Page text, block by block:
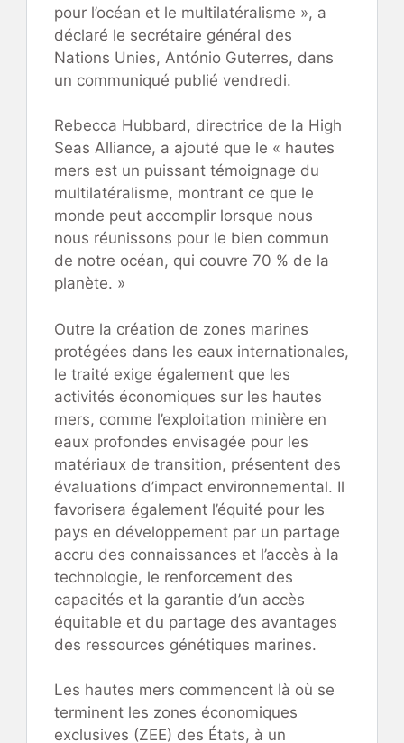
pour l’océan et le multilatéralisme », a
déclaré le secrétaire général des
Nations Unies, António Guterres, dans
un communiqué publié vendredi.
Rebecca Hubbard, directrice de la High
Seas Alliance, a ajouté que le « hautes
mers est un puissant témoignage du
multilatéralisme, montrant ce que le
monde peut accomplir lorsque nous
nous réunissons pour le bien commun
de notre océan, qui couvre 70 % de la
planète. »
Outre la création de zones marines
protégées dans les eaux internationales,
le traité exige également que les
activités économiques sur les hautes
mers, comme l’exploitation minière en
eaux profondes envisagée pour les
matériaux de transition, présentent des
évaluations d’impact environnemental. Il
favorisera également l’équité pour les
pays en développement par un partage
accru des connaissances et l’accès à la
technologie, le renforcement des
capacités et la garantie d’un accès
équitable et du partage des avantages
des ressources génétiques marines.
Les hautes mers commencent là où se
terminent les zones économiques
exclusives (ZEE) des États, à un